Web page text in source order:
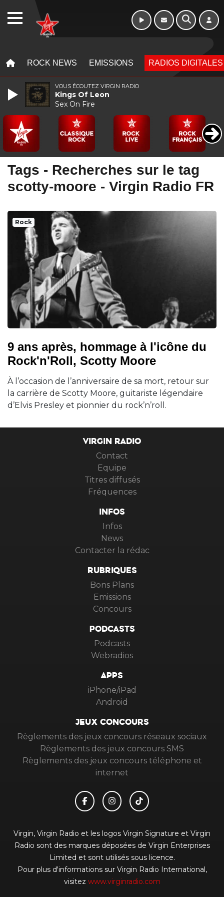
ROCK NEWS EMISSIONS RADIOS DIGITALES
Tags - Recherches sur le tag
scotty-moore - Virgin Radio FR
Rock
9 ans après, hommage à l'icône du
Rock'n'Roll, Scotty Moore
À l’occasion de l’anniversaire de sa mort, retour sur
la carrière de Scotty Moore, guitariste légendaire
d’Elvis Presley et pionnier du rock’n’roll.
VIRGIN RADIO
Contact
Equipe
Titres diffusés
Fréquences
INFOS
Infos
News
Contacter la rédac
RUBRIQUES
Bons Plans
Emissions
Concours
PODCASTS
Podcasts
Webradios
APPS
iPhone/iPad
Android
JEUX CONCOURS
Règlements des jeux concours réseaux sociaux
Règlements des jeux concours SMS
Règlements des jeux concours téléphone et
internet
Virgin, Virgin Radio et les logos Virgin Signature et Virgin
Radio sont des marques déposées de Virgin Enterprises
Limited et sont utilisés sous licence.
Pour plus d'informations sur Virgin Radio International,
visitez www.virginradio.com
VOUS ÉCOUTEZ VIRGIN RADIO
Kings Of Leon
Sex On Fire
WEBRADIO